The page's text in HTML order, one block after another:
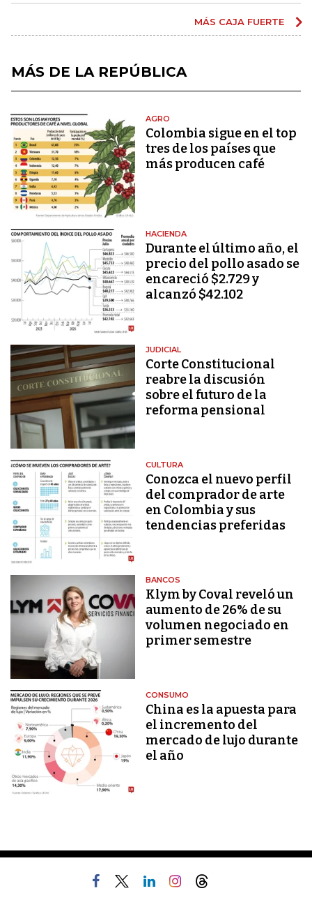
MÁS CAJA FUERTE
MÁS DE LA REPÚBLICA
AGRO
Colombia sigue en el top
tres de los países que
más producen café
HACIENDA
Durante el último año, el
precio del pollo asado se
encareció $2.729 y
alcanzó $42.102
JUDICIAL
Corte Constitucional
reabre la discusión
sobre el futuro de la
reforma pensional
CULTURA
Conozca el nuevo perfil
del comprador de arte
en Colombia y sus
tendencias preferidas
BANCOS
Klym by Coval reveló un
aumento de 26% de su
volumen negociado en
primer semestre
CONSUMO
China es la apuesta para
el incremento del
mercado de lujo durante
el año